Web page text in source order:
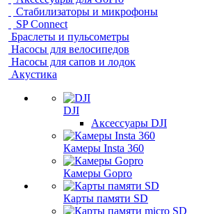
Стабилизаторы и микрофоны
SP Connect
Браслеты и пульсометры
Насосы для велосипедов
Насосы для сапов и лодок
Акустика
DJI
Аксессуары DJI
Камеры Insta 360
Камеры Gopro
Карты памяти SD